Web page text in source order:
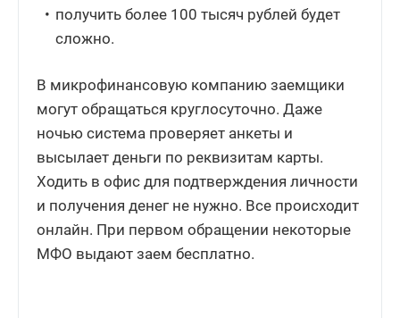
получить более 100 тысяч рублей будет
сложно.
В микрофинансовую компанию заемщики
могут обращаться круглосуточно. Даже
ночью система проверяет анкеты и
высылает деньги по реквизитам карты.
Ходить в офис для подтверждения личности
и получения денег не нужно. Все происходит
онлайн. При первом обращении некоторые
МФО выдают заем бесплатно.